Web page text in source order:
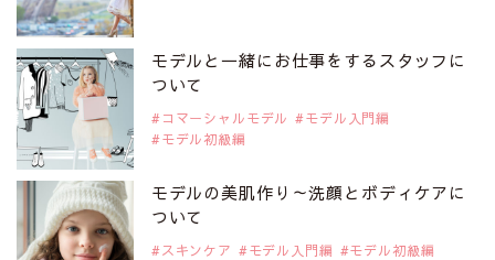
2019年9月29日
注目モデルを1名追加いたしました。
是非ご覧ください。
注目モデル 中条あやみさん
2019年9月29日
注目モデルを1名追加いたしました。
是非ご覧ください。
注目モデル 水原佑果さん
モデルと一緒にお仕事をするスタッフに
ついて
コマーシャルモデル
モデル入門編
モデル初級編
モデルの美肌作り～洗顔とボディケアに
ついて
スキンケア モデル入門編
モデル初級編